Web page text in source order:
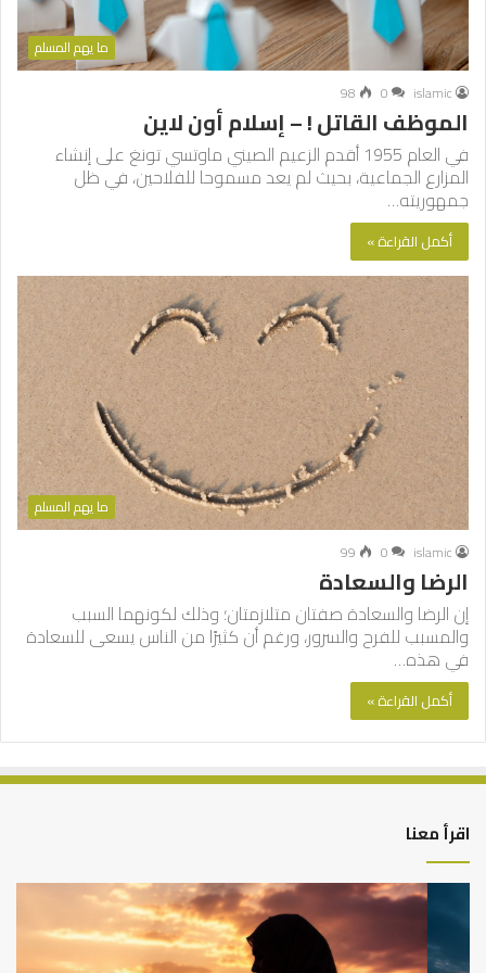
ما يهم المسلم
islamic
0
98
الموظف القاتل ! – إسلام أون لاين
في العام 1955 أقدم الزعيم الصيني ماوتسي تونغ على إنشاء
المزارع الجماعية، بحيث لم يعد مسموحا للفلاحين، في ظل
جمهوريته…
أكمل القراءة »
ما يهم المسلم
islamic
0
99
الرضا والسعادة
إن الرضا والسعادة صفتان متلازمتان؛ وذلك لكونهما السبب
والمسبب للفرح والسرور، ورغم أن كثيرًا من الناس يسعى للسعادة
في هذه…
أكمل القراءة »
اقرأ معنا
كيف
العبادات
شخصية